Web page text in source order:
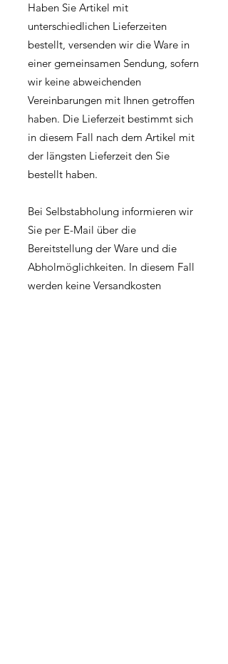
Haben Sie Artikel mit
unterschiedlichen Lieferzeiten
bestellt, versenden wir die Ware in
einer gemeinsamen Sendung, sofern
wir keine abweichenden
Vereinbarungen mit Ihnen getroffen
haben. Die Lieferzeit bestimmt sich
in diesem Fall nach dem Artikel mit
der längsten Lieferzeit den Sie
bestellt haben.
Bei Selbstabholung informieren wir
Sie per E-Mail über die
Bereitstellung der Ware und die
Abholmöglichkeiten. In diesem Fall
werden keine Versandkosten